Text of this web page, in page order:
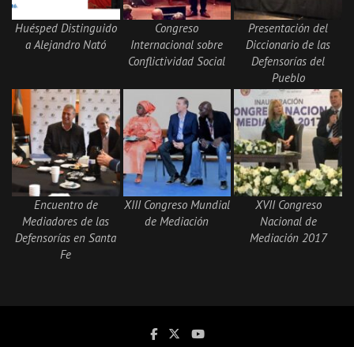
Huésped Distinguido
a Alejandro Nató
Congreso
Internacional sobre
Conflictividad Social
Presentación del
Diccionario de las
Defensorías del
Pueblo
Encuentro de
Mediadores de las
Defensorías en Santa
Fe
XIII Congreso Mundial
de Mediación
XVII Congreso
Nacional de
Mediación 2017